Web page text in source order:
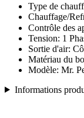
Type de
Chauffage/
Contrôle des
Tension: 1
Sortie d'air:
Matériau du
Modèle: Mr.
Informations